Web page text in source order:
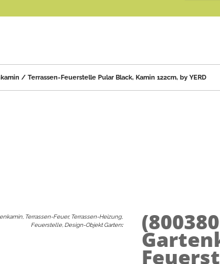
/ Terrassen-Feuerstelle Pular Black, Kamin 122cm, by YERD
Terrassen-Feuer, Terrassen-Heizung,
Feuerstelle, Design-Objekt Garten: